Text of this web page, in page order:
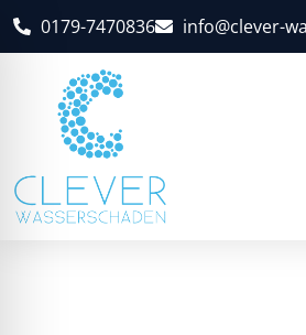
0179-7470836 info@clever-